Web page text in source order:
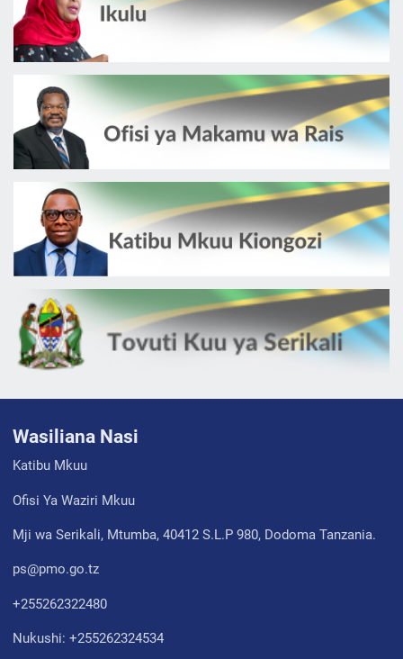
Wasiliana Nasi
Katibu Mkuu
Ofisi Ya Waziri Mkuu
Mji wa Serikali, Mtumba, 40412 S.L.P 980, Dodoma Tanzania.
ps@pmo.go.tz
+255262322480
Nukushi: +255262324534